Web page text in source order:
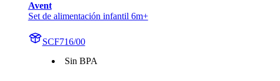
Avent
Set de alimentación infantil 6m+
SCF716/00
Sin BPA